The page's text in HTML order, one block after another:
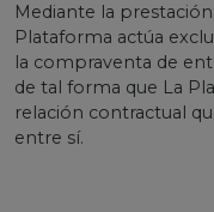
Mediante la
Plataforma actúa
la compraventa de
de tal forma que La
relación contractual
entre sí.